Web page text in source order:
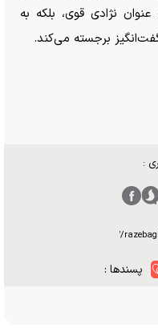
نژادی قوی، بلکه به
برجسته می‌کند.
:
پسندها :